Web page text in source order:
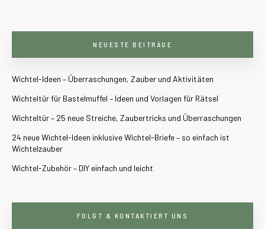
NEUESTE BEITRÄGE
Wichtel-Ideen – Überraschungen, Zauber und Aktivitäten
Wichteltür für Bastelmuffel – Ideen und Vorlagen für Rätsel
Wichteltür – 25 neue Streiche, Zaubertricks und Überraschungen
24 neue Wichtel-Ideen inklusive Wichtel-Briefe – so einfach ist
Wichtelzauber
Wichtel-Zubehör – DIY einfach und leicht
FOLGT & KONTAKTIERT UNS